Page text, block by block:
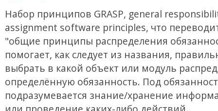
Набор принципов GRASP, general
assignment software principles, что
"общие принципы распределения
помогает, как следует из названия,
выбрать в какой объект или модуль
определённую обязанность. Под
подразумевается знание/хранение